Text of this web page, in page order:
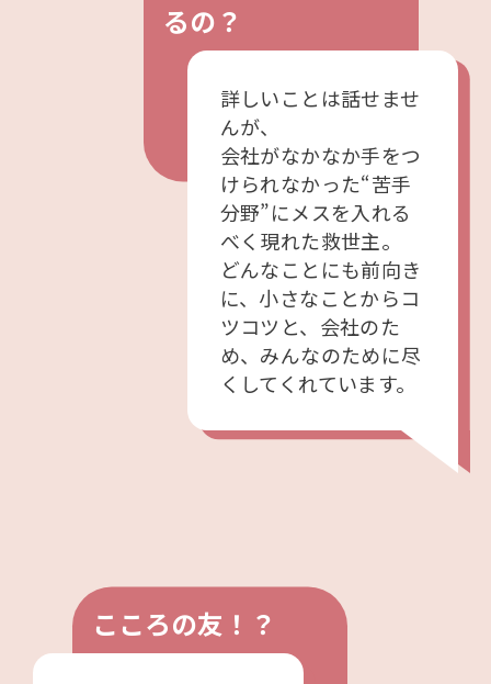
るの？
詳しいことは話せませ
んが、
会社がなかなか手をつ
けられなかった“苦手
分野”にメスを入れる
べく現れた救世主。
どんなことにも前向き
に、小さなことからコ
ツコツと、会社のた
め、みんなのために尽
くしてくれています。
こころの友！？